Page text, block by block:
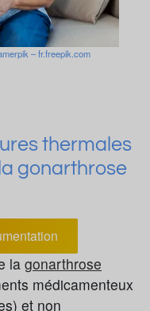
– fr.freepik.com
thermales
gonarthrose
la gonarthrose
médicamenteux
et non